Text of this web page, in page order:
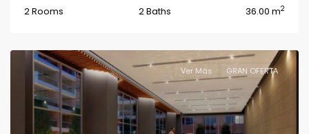
2 Rooms 2 Baths 36.00 m2
Ver Más GRAN OFERTA